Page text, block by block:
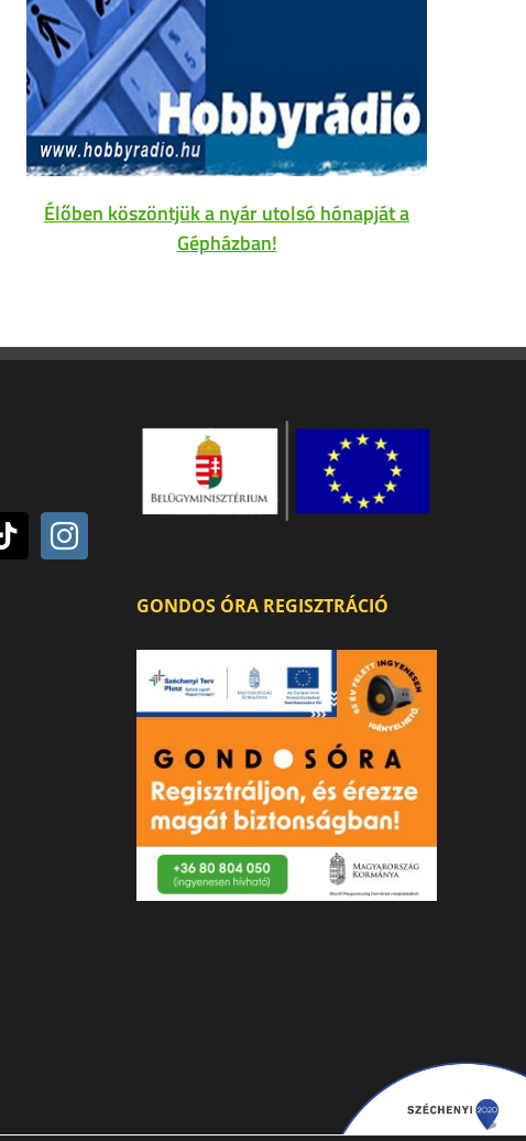
Élőben köszöntjük a nyár utolsó hónapját a
Gépházban!
GONDOS ÓRA REGISZTRÁCIÓ